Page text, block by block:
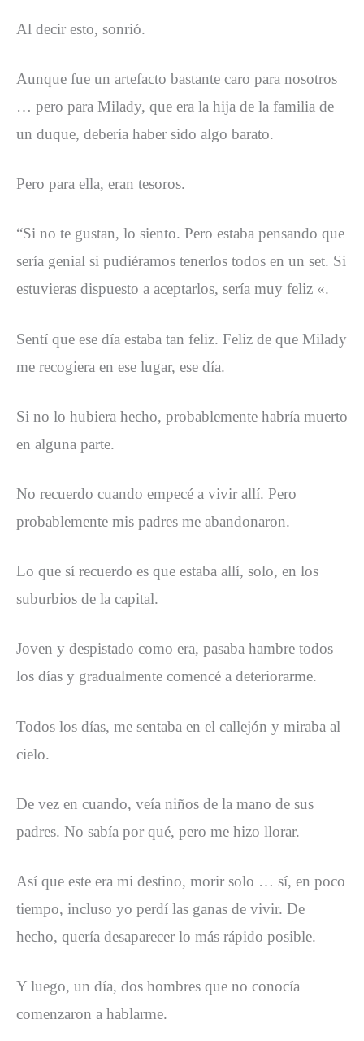
Al decir esto, sonrió.
Aunque fue un artefacto bastante caro para nosotros
… pero para Milady, que era la hija de la familia de
un duque, debería haber sido algo barato.
Pero para ella, eran tesoros.
“Si no te gustan, lo siento. Pero estaba pensando que
sería genial si pudiéramos tenerlos todos en un set. Si
estuvieras dispuesto a aceptarlos, sería muy feliz «.
Sentí que ese día estaba tan feliz. Feliz de que Milady
me recogiera en ese lugar, ese día.
Si no lo hubiera hecho, probablemente habría muerto
en alguna parte.
No recuerdo cuando empecé a vivir allí. Pero
probablemente mis padres me abandonaron.
Lo que sí recuerdo es que estaba allí, solo, en los
suburbios de la capital.
Joven y despistado como era, pasaba hambre todos
los días y gradualmente comencé a deteriorarme.
Todos los días, me sentaba en el callejón y miraba al
cielo.
De vez en cuando, veía niños de la mano de sus
padres. No sabía por qué, pero me hizo llorar.
Así que este era mi destino, morir solo … sí, en poco
tiempo, incluso yo perdí las ganas de vivir. De
hecho, quería desaparecer lo más rápido posible.
Y luego, un día, dos hombres que no conocía
comenzaron a hablarme.